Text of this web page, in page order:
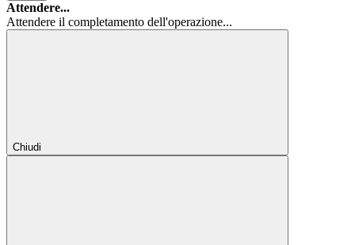
Attendere...
Attendere il completamento dell'operazione...
Chiudi